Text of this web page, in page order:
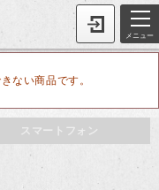
メニュー
ない商品です。
スマートフォン